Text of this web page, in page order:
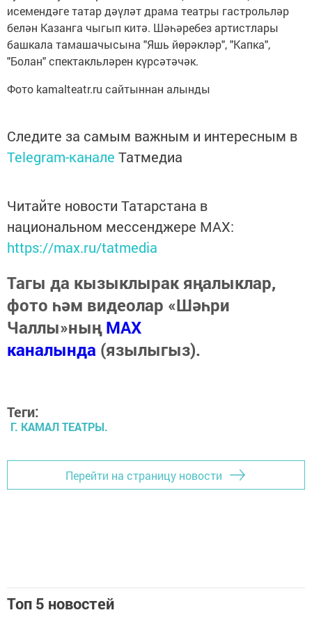
исемендәге татар дәүләт драма театры гастрольләр
белән Казанга чыгып китә. Шәһәребез артистлары
башкала тамашачысына "Яшь йөрәкләр", "Капка",
"Болан" спектакльләрен күрсәтәчәк.
Фото kamalteatr.ru сайтыннан алынды
Следите за самым важным и интересным в
Telegram-канале Татмедиа
Читайте новости Татарстана в
национальном мессенджере MАХ:
https://max.ru/tatmedia
Тагы да кызыклырак яңалыклар,
фото һәм видеолар «Шәһри
Чаллы»ныңMAX
каналында (язылыгыз).
Теги:
Г. КАМАЛ ТЕАТРЫ.
Перейти на страницу новости
Топ 5 новостей